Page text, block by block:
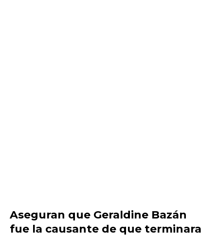
Aseguran que Geraldine Bazán
fue la causante de que terminara